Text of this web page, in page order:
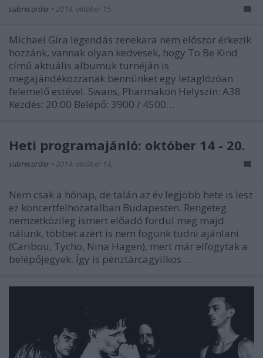
subrecorder • 2014. október 15.
Michael Gira legendás zenekara nem először érkezik
hozzánk, vannak olyan kedvesek, hogy To Be Kind
című aktuális albumuk turnéján is
megajándékozzanak bennünket egy letaglózóan
felemelő estével. Swans, Pharmakon Helyszín: A38
Kezdés: 20:00 Belépő: 3900 / 4500…
Heti programajánló: október 14 - 20.
subrecorder • 2014. október 14.
Nem csak a hónap, de talán az év legjobb hete is lesz
ez koncertfelhozatalban Budapesten. Rengeteg
nemzetközileg ismert előadó fordul meg majd
nálunk, többet azért is nem fogunk tudni ajánlani
(Caribou, Tycho, Nina Hagen), mert már elfogytak a
belépőjegyek. Így is pénztárcagyilkos…